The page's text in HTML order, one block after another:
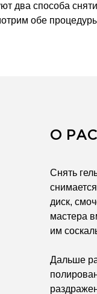
два способа
обе
О
Снять
диск,
мастера
им
Дальше